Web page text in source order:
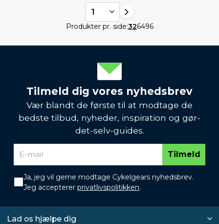
1
Produkter pr. side:326496
Tilmeld dig vores nyhedsbrev
Vær blandt de første til at modtage de
bedste tilbud, nyheder, inspiration og gør-
det-selv-guides.
Tilmeld
Ja, jeg vil gerne modtage Cykelgears nyhedsbrev.
Jeg accepterer privatlivspolitikken.
Lad os hjælpe dig